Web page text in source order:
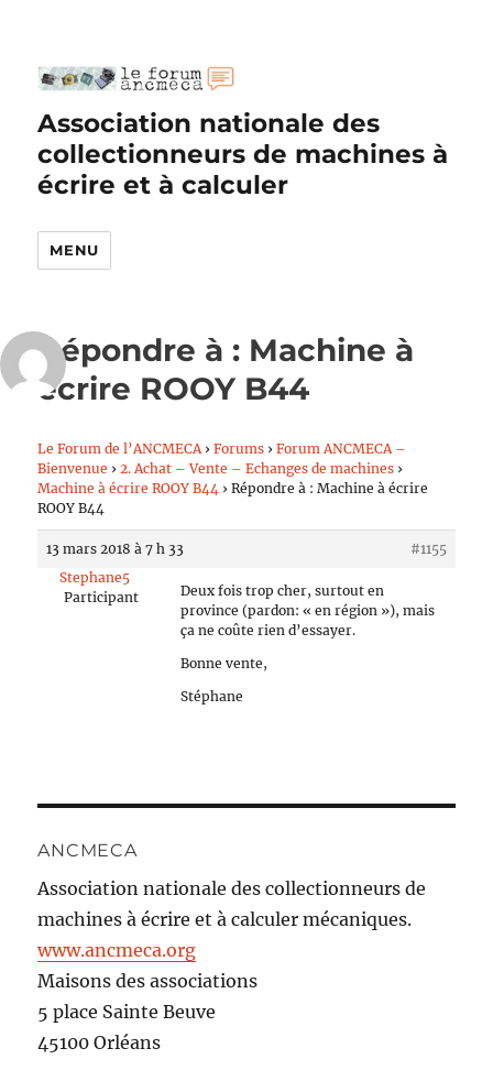
Association nationale des
collectionneurs de machines à
écrire et à calculer
MENU
Répondre à : Machine à
écrire ROOY B44
Le Forum de l’ANCMECA › Forums › Forum ANCMECA –
Bienvenue › 2. Achat – Vente – Echanges de machines ›
Machine à écrire ROOY B44 › Répondre à : Machine à écrire
ROOY B44
13 mars 2018 à 7 h 33
#1155
Stephane5
Participant
Deux fois trop cher, surtout en
province (pardon: « en région »), mais
ça ne coûte rien d’essayer.
Bonne vente,
Stéphane
ANCMECA
Association nationale des collectionneurs de
machines à écrire et à calculer mécaniques.
www.ancmeca.org
Maisons des associations
5 place Sainte Beuve
45100 Orléans